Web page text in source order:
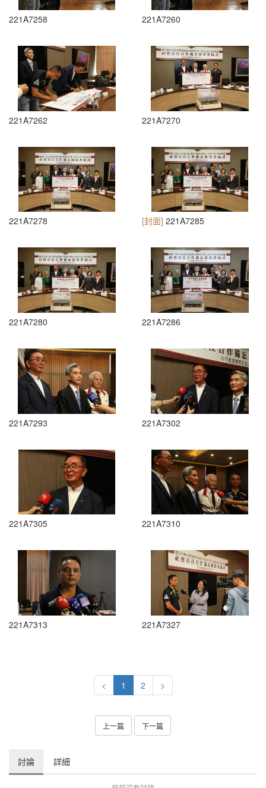
221A7258 221A7260
221A7262 221A7270
221A7278 [封面] 221A7285
221A7280 221A7286
221A7293 221A7302
221A7305 221A7310
221A7313 221A7327
< 1 2 >
上一篇 下一篇
討論 詳細